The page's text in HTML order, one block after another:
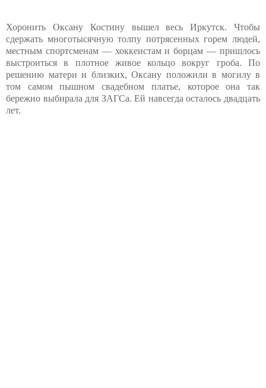
Хоронить Оксану Костину вышел весь Иркутск. Чтобы
сдержать многотысячную толпу потрясенных горем людей,
местным спортсменам — хоккеистам и борцам — пришлось
выстроиться в плотное живое кольцо вокруг гроба. По
решению матери и близких, Оксану положили в могилу в
том самом пышном свадебном платье, которое она так
бережно выбирала для ЗАГСа. Ей навсегда осталось двадцать
лет.